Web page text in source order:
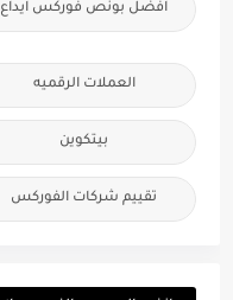
افضل بونص فوركس ايداع
العملات الرقميه
بيتكوين
تقييم شركات الفوركس